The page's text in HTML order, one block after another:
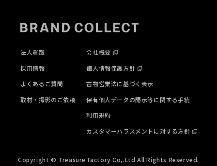
法人買取
採用情報
よくあるご質問
取材・撮影のご依頼
会社概要
個人情報保護方針
古物営業法に基づく表示
保有個人データの開示等に関する手続
利用規約
カスタマーハラスメントに対する方針
Copyright © Treasure Factory Co,.Ltd All Rights Reserved.